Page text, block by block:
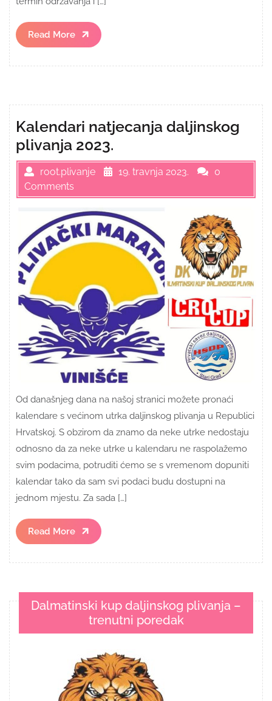
Read More
Read
More
Kalendari natjecanja daljinskog
plivanja 2023.
root.plivanje 19. travnja 2023.
0
Comments
Od današnjeg dana na našoj stranici možete pronaći
kalendare s većinom utrka daljinskog plivanja u Republici
Hrvatskoj. S obzirom da znamo da neke utrke nedostaju
odnosno da za neke utrke u kalendaru ne raspolažemo
svim podacima, potruditi ćemo se s vremenom dopuniti
kalendar tako da sam svi podaci budu dostupni na
jednom mjestu. Za sada […]
Read More
Read
More
Dalmatinski kup daljinskog plivanja –
trenutni poredak